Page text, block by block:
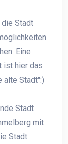
die Stadt
Eine
ist hier das
alte Stadt":)
Stadt
mit
Stadt